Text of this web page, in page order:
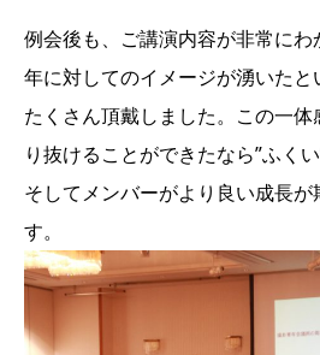
例会後も、ご講演内容が非常に
年に対してのイメージが湧いた
たくさん頂戴しました。この一
り抜けることができたなら”ふく
そしてメンバーがより良い成長が
す。